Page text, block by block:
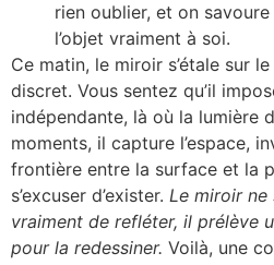
rien oublier, et on
l’objet vraiment à soi.
Ce matin, le miroir s’étale sur
discret. Vous sentez qu’il
indépendante, là où la lumière
moments, il capture l’espace,
frontière entre la surface et la
s’excuser d’exister. Le miroir ne
vraiment de refléter, il prélève
pour la redessiner. Voilà, une